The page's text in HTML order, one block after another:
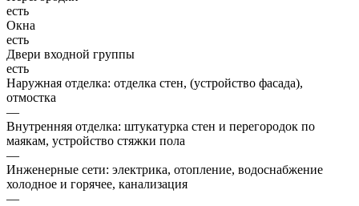
есть
Окна
есть
Двери входной группы
есть
Наружная отделка: отделка стен, (устройство фасада),
отмостка
—
Внутренняя отделка: штукатурка стен и перегородок по
маякам, устройство стяжки пола
—
Инженерные сети: электрика, отопление, водоснабжение
холодное и горячее, канализация
—